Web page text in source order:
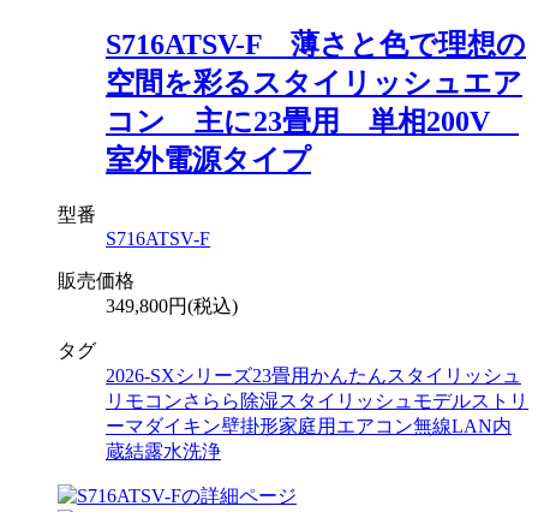
S716ATSV-F 薄さと色で理想の
空間を彩るスタイリッシュエア
コン 主に23畳用 単相200V
室外電源タイプ
型番
S716ATSV-F
販売価格
349,800円(税込)
タグ
2026-SXシリーズ23畳用かんたんスタイリッシュ
リモコンさらら除湿スタイリッシュモデルストリ
ーマダイキン壁掛形家庭用エアコン無線LAN内
蔵結露水洗浄